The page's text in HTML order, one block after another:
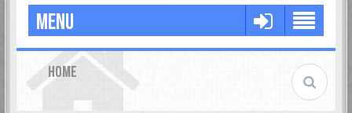
MENU
HOME